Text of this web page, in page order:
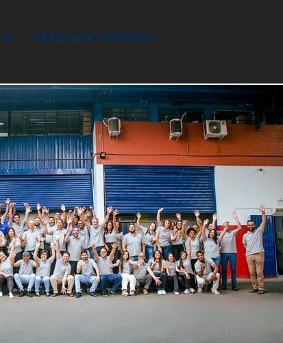
trabalhe conosco